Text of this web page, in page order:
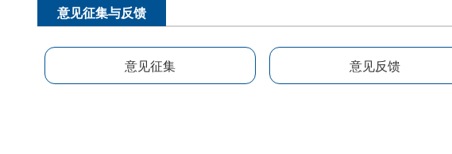
意见征集与反馈
意见征集 意见反馈